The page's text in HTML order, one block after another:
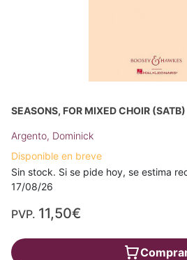
SEASONS, FOR MIXED CHOIR
Argento, Dominick
Disponible en breve
Sin stock. Si se pide hoy, se estima
17/08/26
PVP. 11,50€